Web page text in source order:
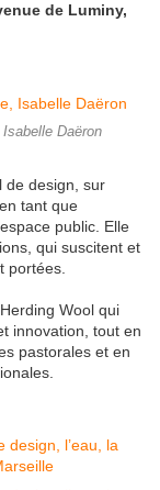
de Luminy,
Daëron
de design, sur
tant que
public. Elle
qui suscitent et
portées.
Wool qui
innovation, tout en
pastorales et en